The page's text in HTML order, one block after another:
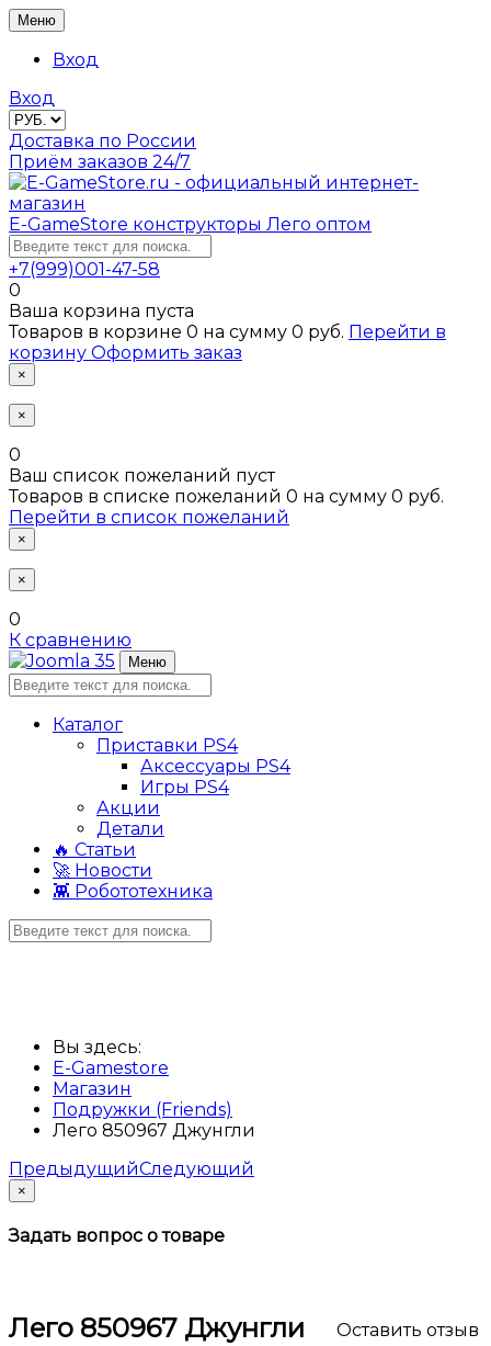
Меню
Вход
Вход
Доставка по России
Приём заказов 24/7
E-GameStore конструкторы Лего оптом
+7(999)001-47-58
0
Ваша корзина пуста
Товаров в корзине 0 на сумму 0 руб. Перейти в
корзину Оформить заказ
×
×
0
Ваш список пожеланий пуст
Товаров в списке пожеланий 0 на сумму 0 руб.
Перейти в список пожеланий
×
×
0
К сравнению
Меню
Каталог
Приставки PS4
Аксессуары PS4
Игры PS4
Акции
Детали
🔥 Статьи
🚀 Новости
👾 Робототехника
Вы здесь:
E-Gamestore
Магазин
Подружки (Friends)
Лего 850967 Джунгли
ПредыдущийСледующий
×
Задать вопрос о товаре
Оставить отзыв
Лего 850967 Джунгли